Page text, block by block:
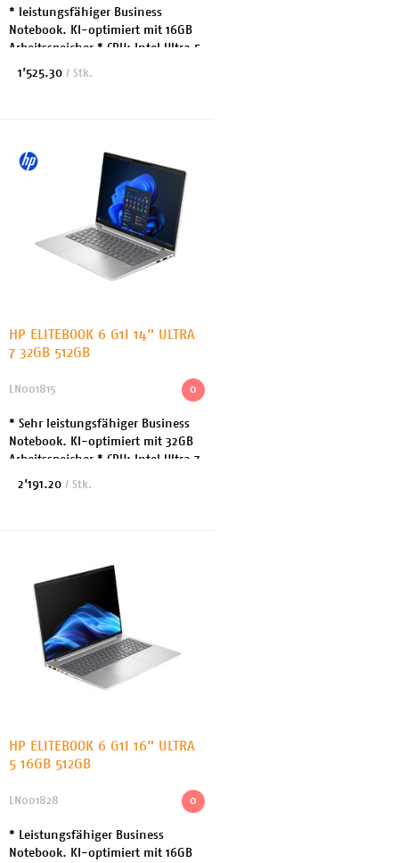
* leistungsfähiger Business
Notebook. KI-optimiert mit 16GB
Arbeitsspeicher * CPU: Intel Ultra 5
255U bis 5.2GHz 12 Cores *
1’525.30 / Stk.
HP ELITEBOOK 6 G1I 14" ULTRA
7 32GB 512GB
0
LN001815
* Sehr leistungsfähiger Business
Notebook. KI-optimiert mit 32GB
Arbeitsspeicher * CPU: Intel Ultra 7
255U bis 5.2GHz 12 Cores *
2’191.20 / Stk.
HP ELITEBOOK 6 G1I 16" ULTRA
5 16GB 512GB
0
LN001828
* Leistungsfähiger Business
Notebook. KI-optimiert mit 16GB